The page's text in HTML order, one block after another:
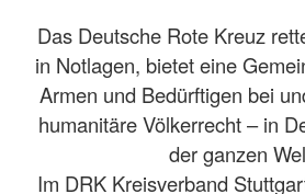
Das Deutsche Rote Kreuz
in Notlagen, bietet eine
Armen und Bedürftigen bei
humanitäre Völkerrecht – in
der ganzen
Im DRK Kreisverband